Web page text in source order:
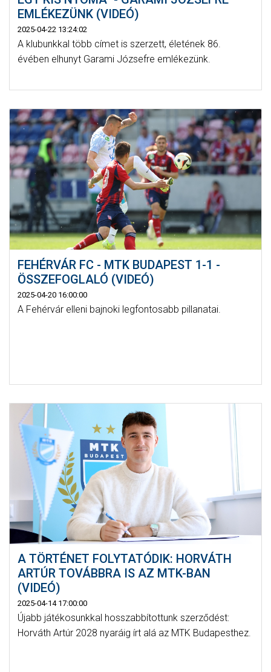
EMLÉKEZÜNK (VIDEÓ)
2025-04-22 13:24:02
A klubunkkal több címet is szerzett, életének 86.
évében elhunyt Garami Józsefre emlékezünk.
FEHÉRVÁR FC - MTK BUDAPEST 1-1 -
ÖSSZEFOGLALÓ (VIDEÓ)
2025-04-20 16:00:00
A Fehérvár elleni bajnoki legfontosabb pillanatai.
A TÖRTÉNET FOLYTATÓDIK: HORVÁTH
ARTÚR TOVÁBBRA IS AZ MTK-BAN
(VIDEÓ)
2025-04-14 17:00:00
Újabb játékosunkkal hosszabbítottunk szerződést:
Horváth Artúr 2028 nyaráig írt alá az MTK Budapesthez.